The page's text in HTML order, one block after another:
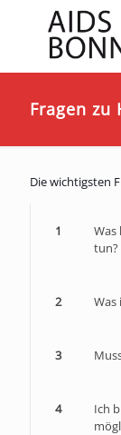
Fragen zu
Die wichtigsten
1
Was
tun?
2 Was
3
4
Ich